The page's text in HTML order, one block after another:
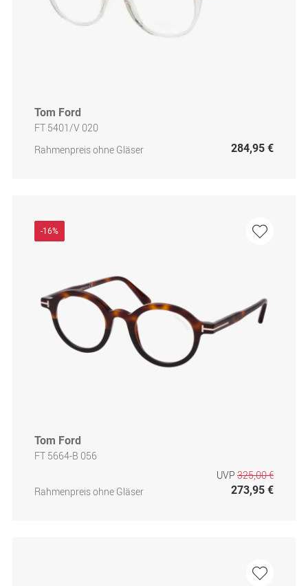
Tom Ford
FT 5401/V 020
Rahmenpreis ohne Gläser
284,95 €
-16%
Tom Ford
FT 5664-B 056
Rahmenpreis ohne Gläser
UVP 325,00 €
273,95 €